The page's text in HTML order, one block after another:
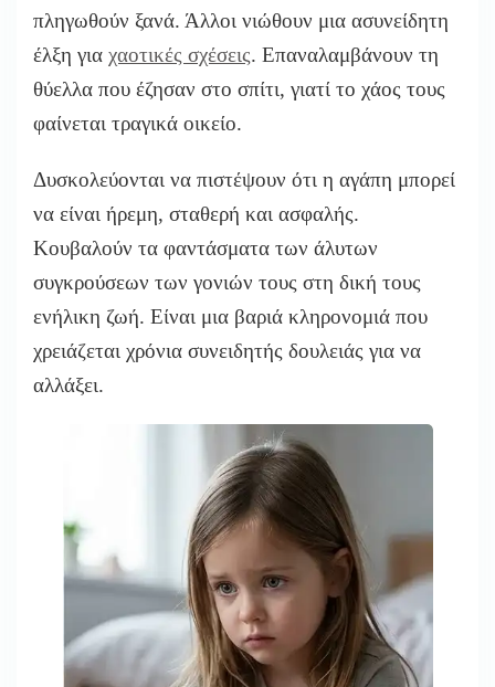
πληγωθούν ξανά. Άλλοι νιώθουν μια ασυνείδητη
έλξη για χαοτικές σχέσεις. Επαναλαμβάνουν τη
θύελλα που έζησαν στο σπίτι, γιατί το χάος τους
φαίνεται τραγικά οικείο.
Δυσκολεύονται να πιστέψουν ότι η αγάπη μπορεί
να είναι ήρεμη, σταθερή και ασφαλής.
Κουβαλούν τα φαντάσματα των άλυτων
συγκρούσεων των γονιών τους στη δική τους
ενήλικη ζωή. Είναι μια βαριά κληρονομιά που
χρειάζεται χρόνια συνειδητής δουλειάς για να
αλλάξει.